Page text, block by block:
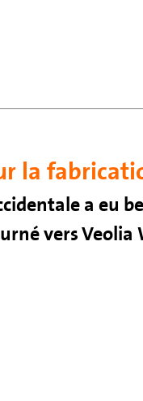
la
a eu
vers